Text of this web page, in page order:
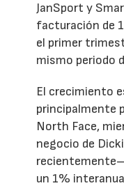
JanSport y
facturación de
el primer
mismo periodo
El crecimiento
principalmente
North Face,
negocio de
un 1%